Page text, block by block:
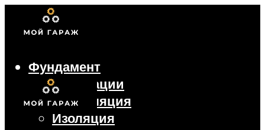
Фундамент
Коммуникации
Вентиляция
Изоляция